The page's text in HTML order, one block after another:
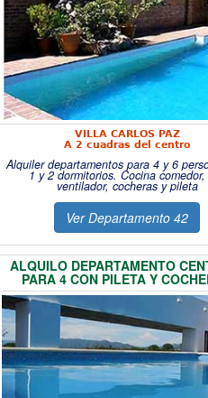
VILLA CARLOS PAZ
A 2 cuadras del centro
Alquiler departamentos para 4 y 6
1 y 2 dormitorios. Cocina comedor,
ventilador, cocheras y pileta
Ver Departamento 42
ALQUILO DEPARTAMENTO
PARA 4 CON PILETA Y